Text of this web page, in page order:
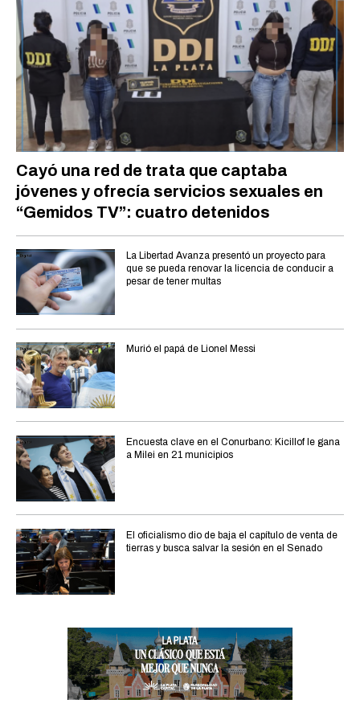
Cayó una red de trata que captaba
jóvenes y ofrecía servicios sexuales en
“Gemidos TV”: cuatro detenidos
La Libertad Avanza presentó un proyecto para
que se pueda renovar la licencia de conducir a
pesar de tener multas
Murió el papá de Lionel Messi
Encuesta clave en el Conurbano: Kicillof le gana
a Milei en 21 municipios
El oficialismo dio de baja el capítulo de venta de
tierras y busca salvar la sesión en el Senado